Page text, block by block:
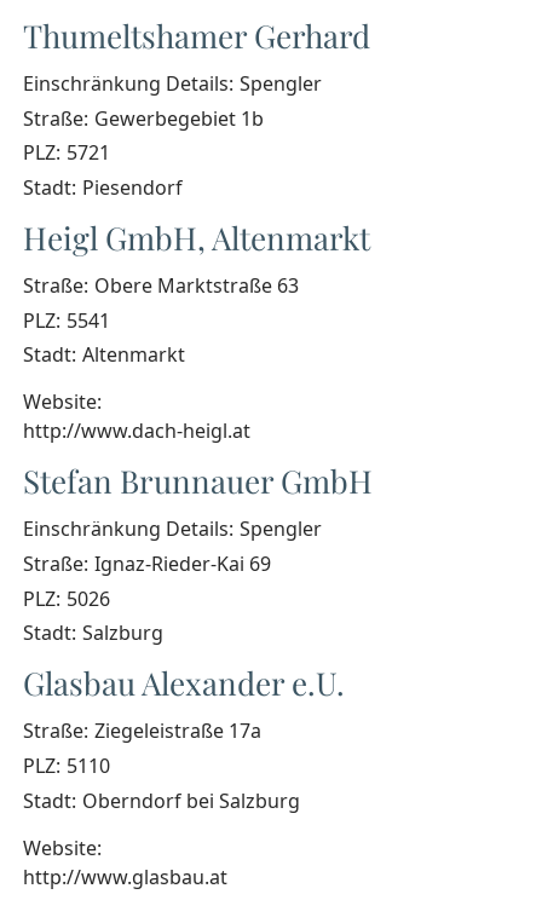
Thumeltshamer Gerhard
Einschränkung Details: Spengler
Straße: Gewerbegebiet 1b
PLZ: 5721
Stadt: Piesendorf
Heigl GmbH, Altenmarkt
Straße: Obere Marktstraße 63
PLZ: 5541
Stadt: Altenmarkt
Website:
http://www.dach-heigl.at
Stefan Brunnauer GmbH
Einschränkung Details: Spengler
Straße: Ignaz-Rieder-Kai 69
PLZ: 5026
Stadt: Salzburg
Glasbau Alexander e.U.
Straße: Ziegeleistraße 17a
PLZ: 5110
Stadt: Oberndorf bei Salzburg
Website:
http://www.glasbau.at